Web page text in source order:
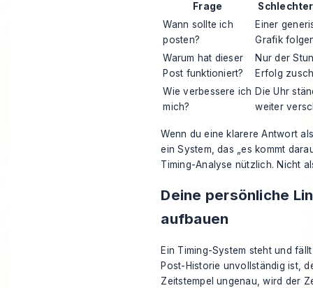
Frage
Wann sollte ich
posten?
Einer
Grafik
Warum hat dieser
Post funktioniert?
Nur der
Erfolg
Wie verbessere ich
mich?
Die Uhr
weiter
Wenn du eine klarere Antwort
ein System, das „es kommt
Timing-Analyse nützlich. Nicht
Deine persönliche
aufbauen
Ein Timing-System steht und
Post-Historie unvollständig ist,
Zeitstempel ungenau, wird der